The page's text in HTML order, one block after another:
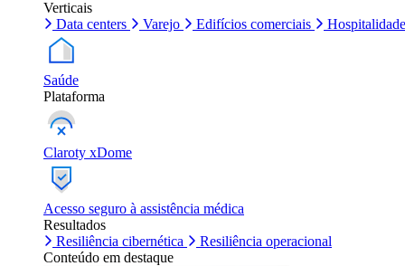
Verticais
Data centers
Varejo Edifícios comerciais Hospitalidade
Saúde
Plataforma
Claroty xDome
Acesso seguro à assistência médica
Resultados
Resiliência cibernética
Resiliência operacional
Conteúdo em destaque